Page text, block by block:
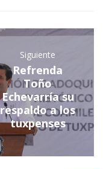
Siguiente
Refrenda
Toño
Echevarría su
respaldo a los
tuxpenses